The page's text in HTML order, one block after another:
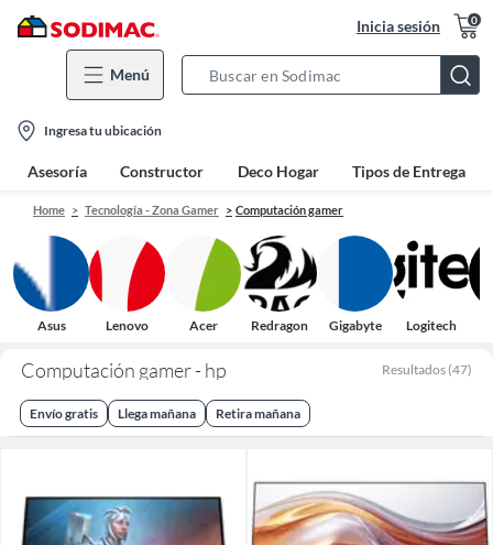
Inicia sesión 0
Menú
Bar
location-
icon
Ingresa tu ubicación
Asesoría Constructor Deco Hogar Tipos de Entrega
Home Tecnología - Zona Gamer Computación gamer
Asus Lenovo Acer Redragon Gigabyte Logitech
Computación gamer - hp Resultados (47)
Envío gratis Llega mañana Retira mañana